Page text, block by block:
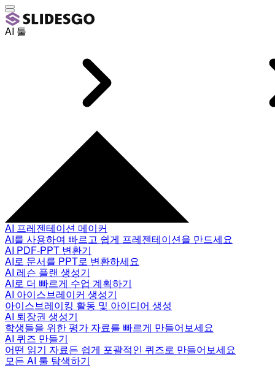
AI 툴
AI 프레젠테이션 메이커
AI를 사용하여 빠르고 쉽게 프레젠테이션을 만드세요
AI PDF-PPT 변환기
AI로 문서를 PPT로 변환하세요
AI 레슨 플랜 생성기
AI로 더 빠르게 수업 계획하기
AI 아이스브레이커 생성기
아이스브레이킹 활동 및 아이디어 생성
AI 퇴장권 생성기
학생들을 위한 평가 자료를 빠르게 만들어보세요
AI 퀴즈 만들기
어떤 읽기 자료든 쉽게 포괄적인 퀴즈로 만들어보세요
모든 AI 툴 탐색하기